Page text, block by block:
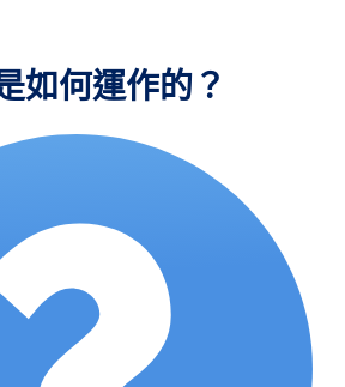
如何運作的？